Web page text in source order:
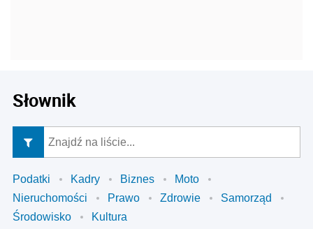
Słownik
Podatki Kadry Biznes
Moto
Nieruchomości
Prawo Zdrowie
Samorząd
Środowisko
Kultura